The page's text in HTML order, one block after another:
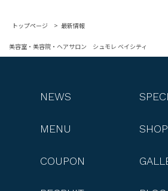
トップページ 最新情報
美容室・美容院・ヘアサロン シュモレ ベイシティ
NEWS
MENU
COUPON